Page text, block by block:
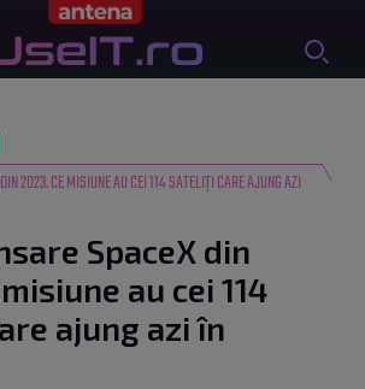
2023. CE MISIUNE AU CEI 114 SATELIȚI CARE AJUNG AZI
SpaceX din
au cei 114
ajung azi în